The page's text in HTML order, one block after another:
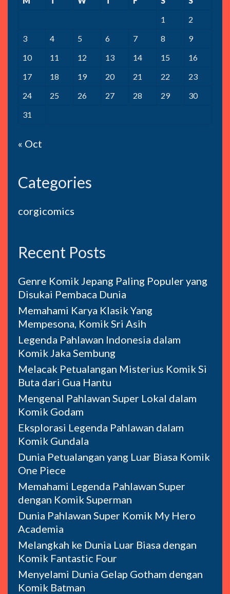
1
2
3
4 5 6 7 8
9
10
11 12 13 14 15
16
17
18 19 20 21 22
23
24
25 26 27 28 29
30
31
« Oct
Categories
corgicomics
Recent Posts
Genre Komik Jepang Paling Populer yang
Disukai Pembaca Dunia
Memahami Karya Klasik Yang
Mempesona, Komik Sri Asih
Legenda Pahlawan Indonesia dalam
Komik Jaka Sembung
Melacak Petualangan Misterius Komik Si
Buta dari Gua Hantu
Mengenal Pahlawan Super Lokal dalam
Komik Godam
Eksplorasi Legenda Pahlawan dalam
Komik Gundala
Dunia Petualangan yang Luar Biasa Komik
One Piece
Memahami Legenda Pahlawan Super
dengan Komik Superman
Dunia Pahlawan Super Komik My Hero
Academia
Melangkah ke Dunia Luar Biasa dengan
Komik Fantastic Four
Menyelami Dunia Gelap Gotham dengan
Komik Batman